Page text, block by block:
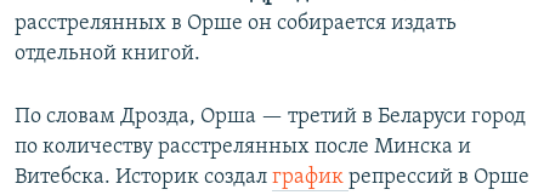
расстрелянных в Орше он собирается издать
отдельной книгой.
По словам Дрозда, Орша — третий в Беларуси город
по количеству расстрелянных после Минска и
Витебска. Историк создал график репрессий в Орше